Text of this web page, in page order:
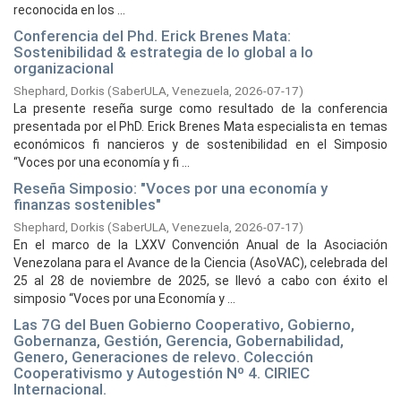
reconocida en los ...
Conferencia del Phd. Erick Brenes Mata:
Sostenibilidad & estrategia de lo global a lo
organizacional
Shephard, Dorkis (SaberULA, Venezuela, 2026-07-17)
La presente reseña surge como resultado de la conferencia
presentada por el PhD. Erick Brenes Mata especialista en temas
económicos fi nancieros y de sostenibilidad en el Simposio
“Voces por una economía y fi ...
Reseña Simposio: "Voces por una economía y
finanzas sostenibles"
Shephard, Dorkis (SaberULA, Venezuela, 2026-07-17)
En el marco de la LXXV Convención Anual de la Asociación
Venezolana para el Avance de la Ciencia (AsoVAC), celebrada del
25 al 28 de noviembre de 2025, se llevó a cabo con éxito el
simposio “Voces por una Economía y ...
Las 7G del Buen Gobierno Cooperativo, Gobierno,
Gobernanza, Gestión, Gerencia, Gobernabilidad,
Genero, Generaciones de relevo. Colección
Cooperativismo y Autogestión Nº 4. CIRIEC
Internacional.